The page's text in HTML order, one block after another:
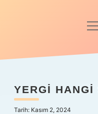
Anasayfa
Yasal Uyarı
YERGI HANGI
Tarih: Kasım 2, 2024